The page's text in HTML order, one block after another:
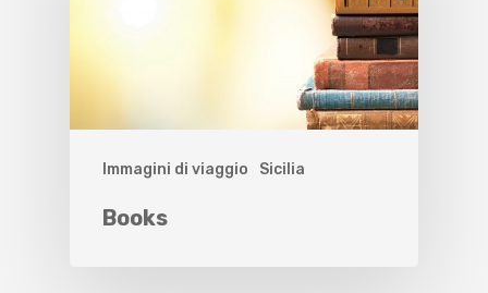
Immagini di viaggio Sicilia
Books